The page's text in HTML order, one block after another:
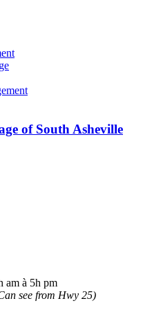
of South Asheville
am à 5h pm
see from Hwy 25)